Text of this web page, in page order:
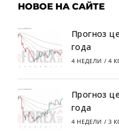
НОВОЕ НА САЙТЕ
Прогноз
года
4 НЕДЕЛИ / 4
Прогноз
года
4 НЕДЕЛИ / 3